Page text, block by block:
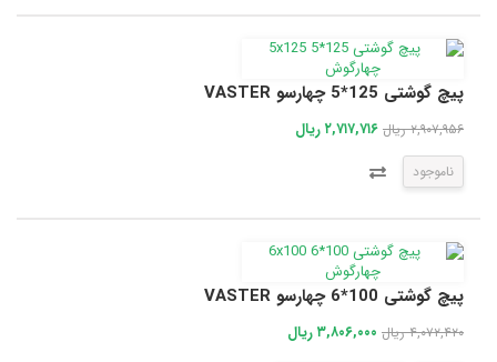
پیچ گوشتی 125*5 چهارسو VASTER
۲,۹۰۷,۹۵۶ ریال ۲,۷۱۷,۷۱۶ ریال
ناموجود
پیچ گوشتی 100*6 چهارسو VASTER
۴,۰۷۲,۴۲۰ ریال ۳,۸۰۶,۰۰۰ ریال